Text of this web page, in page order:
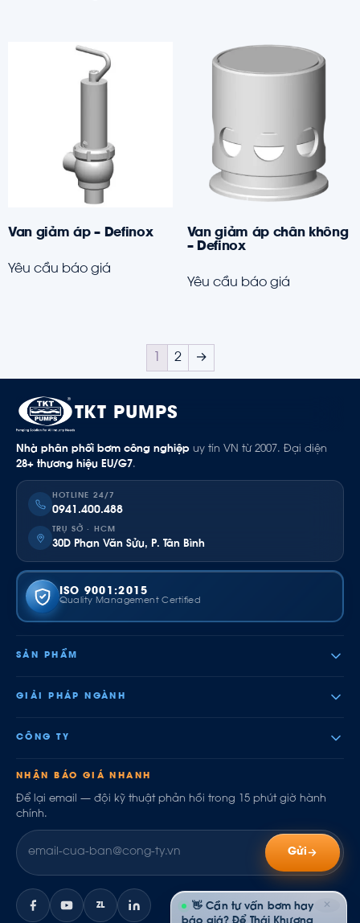
Van giảm áp – Definox
Yêu cầu báo giá
Van giảm áp chân không
– Definox
Yêu cầu báo giá
1 2 →
TKT PUMPS
Nhà phân phối bơm công nghiệp uy tín VN từ 2007. Đại diện
28+ thương hiệu EU/G7.
HOTLINE 24/7
0941.400.488
TRỤ SỞ · HCM
30D Phan Văn Sửu, P. Tân Bình
ISO 9001:2015
Quality Management Certified
SẢN PHẨM
GIẢI PHÁP NGÀNH
CÔNG TY
NHẬN BÁO GIÁ NHANH
Để lại email — đội kỹ thuật phản hồi trong 15 phút giờ hành
chính.
Gửi
ZL ✕
👋 Cần tư vấn bơm hay